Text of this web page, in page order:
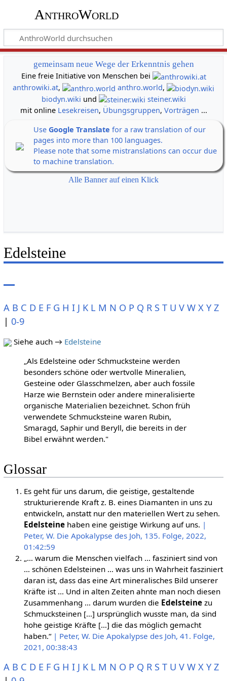
AnthroWorld
gemeinsam neue Wege der Erkenntnis gehen
Eine freie Initiative von Menschen bei
anthrowiki.at, anthro.world,
biodyn.wiki und
steiner.wiki
mit online Lesekreisen, Übungsgruppen, Vorträgen ...
Use Google Translate for a raw translation of our
pages into more than 100 languages.
Please note that some mistranslations can occur due
to machine translation.
Alle Banner auf einen Klick
Edelsteine
A B C D E F G H I J K L M N O P Q R S T U V W X Y Z
| 0-9
Siehe auch → Edelsteine
„Als Edelsteine oder Schmucksteine werden
besonders schöne oder wertvolle Mineralien,
Gesteine oder Glasschmelzen, aber auch fossile
Harze wie Bernstein oder andere mineralisierte
organische Materialien bezeichnet. Schon früh
verwendete Schmucksteine waren Rubin,
Smaragd, Saphir und Beryll, die bereits in der
Bibel erwähnt werden."
Glossar
Es geht für uns darum, die geistige, gestaltende
strukturierende Kraft z. B. eines Diamanten in uns zu
entwickeln, anstatt nur den materiellen Wert zu sehen.
Edelsteinehaben eine geistige Wirkung auf uns. |
Peter, W. Die Apokalypse des Joh, 135. Folge, 2022,
01:42:59
„… warum die Menschen vielfach … fasziniert sind von
… schönen Edelsteinen … was uns in Wahrheit fasziniert
daran ist, dass das eine Art mineralisches Bild unserer
Kräfte ist … Und in alten Zeiten ahnte man noch diesen
Zusammenhang … darum wurden die Edelsteinezu
Schmucksteinen […] ursprünglich wusste man, da sind
hohe geistige Kräfte […] die das möglich gemacht
haben.“ | Peter, W. Die Apokalypse des Joh, 41. Folge,
2021, 00:38:43
A B C D E F G H I J K L M N O P Q R S T U V W X Y Z